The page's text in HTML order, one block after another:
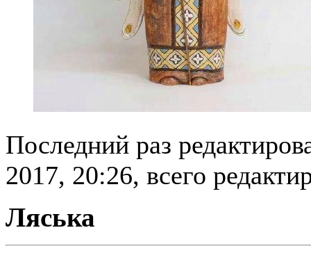
Последний раз
2017, 20:26, всего
Ляська